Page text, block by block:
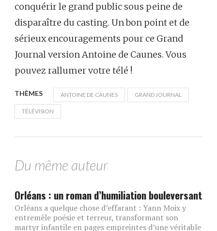
conquérir le grand public sous peine de
disparaître du casting. Un bon point et de
sérieux encouragements pour ce Grand
Journal version Antoine de Caunes. Vous
pouvez rallumer votre télé !
THÈMES ANTOINE DE CAUNES GRAND JOURNAL
TÉLÉVISION
Du même auteur
Orléans : un roman d’humiliation bouleversant
Orléans a quelque chose d’effarant : Yann Moix y
entremêle poésie et terreur, transformant son
martyr infantile en pages empreintes d’une véritable